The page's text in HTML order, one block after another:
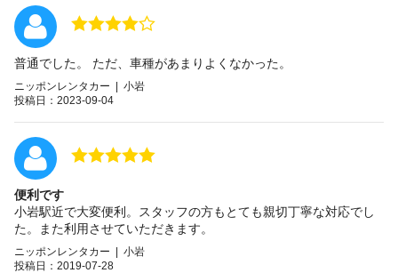
普通でした。 ただ、車種があまりよくなかった。
ニッポンレンタカー | 小岩
投稿日：2023-09-04
便利です
小岩駅近で大変便利。スタッフの方もとても親切丁寧な対応でし
た。また利用させていただきます。
ニッポンレンタカー | 小岩
投稿日：2019-07-28